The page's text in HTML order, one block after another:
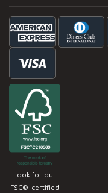
Look for our
FSC®-certified